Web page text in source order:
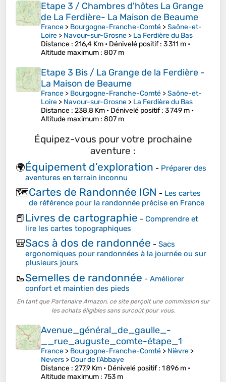
Etape 3 / Chambres d'hôtes La Grange
de La Ferdière- La Maison de Beaume
France > Bourgogne-Franche-Comté >Saône-et-
Loire > Navour-sur-Grosne > La Ferdière du Bas
Distance : 216,4 Km • Dénivelé positif: 3 311 m •
Altitude maximum : 807 m
Etape 3 Bis / La Grange de la Ferdière -
La Maison de Beaume
France > Bourgogne-Franche-Comté >Saône-et-
Loire > Navour-sur-Grosne > La Ferdière du Bas
Distance : 238,8 Km • Dénivelé positif: 3 749 m •
Altitude maximum : 807 m
Équipez-vous pour votre prochaine
aventure :
🌍Équipement d’exploration - Préparer des
aventures en terrain inconnu
🗺️Cartes de Randonnée IGN - Les cartes
de référence pour la randonnée précise en France
📕Livres de cartographie - Comprendre et
lire les cartes topographiques
🎒Sacs à dos de randonnée - Sacs
ergonomiques pour randonnées à la journée ou sur
plusieurs jours
🥾Semelles de randonnée - Améliorer
confort et maintien des pieds
En tant que Partenaire Amazon, ce site perçoit une commission sur
les achats éligibles sans surcoût pour vous.
Avenue_général_de_gaulle_-
__rue_auguste_comte-étape_1
France > Bourgogne-Franche-Comté > Nièvre >
Nevers >Cour de l'Abbaye
Distance : 277,9 Km • Dénivelé positif: 1 896 m •
Altitude maximum : 753 m